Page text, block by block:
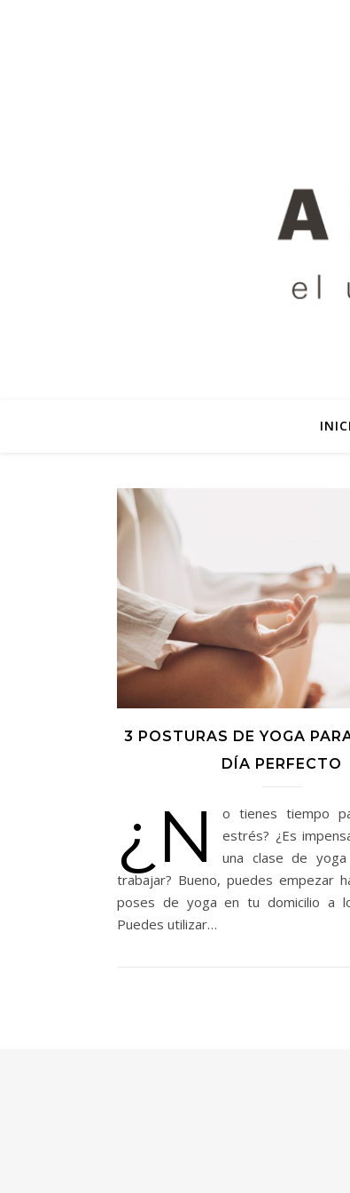
3 POSTURAS DE YOGA
DÍA PERFECTO
¿N
o tienes tiempo
estrés? ¿Es
una clase de
trabajar? Bueno, puedes empezar
poses de yoga en tu domicilio a
Puedes utilizar…